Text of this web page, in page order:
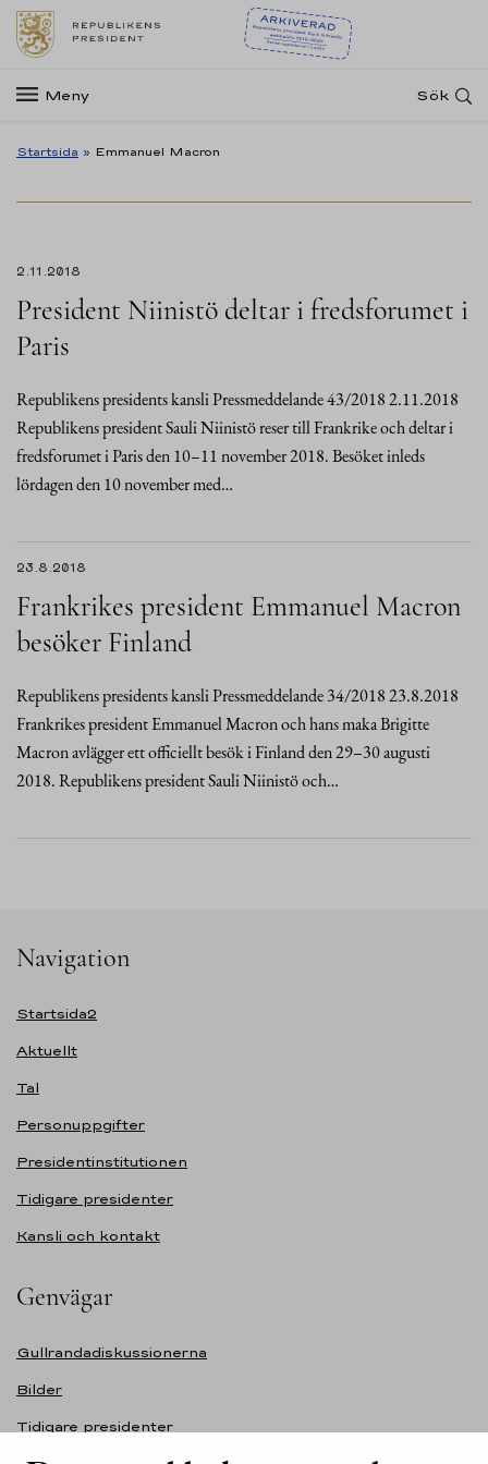
Meny Sök
Startsida » Emmanuel Macron
2.11.2018
President Niinistö deltar i fredsforumet i
Paris
Republikens presidents kansli Pressmeddelande 43/2018 2.11.2018
Republikens president Sauli Niinistö reser till Frankrike och deltar i
fredsforumet i Paris den 10–11 november 2018. Besöket inleds
lördagen den 10 november med…
23.8.2018
Frankrikes president Emmanuel Macron
besöker Finland
Republikens presidents kansli Pressmeddelande 34/2018 23.8.2018
Frankrikes president Emmanuel Macron och hans maka Brigitte
Macron avlägger ett officiellt besök i Finland den 29–30 augusti
2018. Republikens president Sauli Niinistö och…
Navigation
Startsida2
Aktuellt
Tal
Personuppgifter
Presidentinstitutionen
Tidigare presidenter
Kansli och kontakt
Genvägar
Gullrandadiskussionerna
Bilder
Tidigare presidenter